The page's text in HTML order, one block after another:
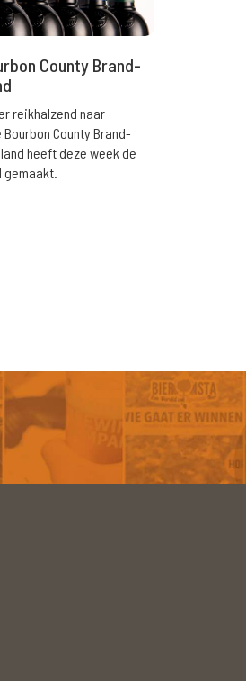
County Brand-
reikhalzend naar
County Brand-
heeft deze week de